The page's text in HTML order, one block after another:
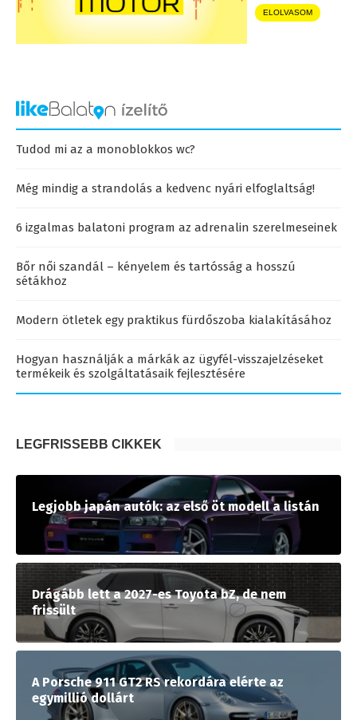
ELOLVASOM
Tudod mi az a monoblokkos wc?
Még mindig a strandolás a kedvenc nyári elfoglaltság!
6 izgalmas balatoni program az adrenalin szerelmeseinek
Bőr női szandál – kényelem és tartósság a hosszú
sétákhoz
Modern ötletek egy praktikus fürdőszoba kialakításához
Hogyan használják a márkák az ügyfél-visszajelzéseket
termékeik és szolgáltatásaik fejlesztésére
LEGFRISSEBB CIKKEK
Legjobb japán autók: az első öt modell a listán
Drágább lett a 2027-es Toyota bZ, de nem
frissült
A Porsche 911 GT2 RS rekordára elérte az
egymillió dollárt